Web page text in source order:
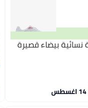
نسائية بيضاء قصيرة